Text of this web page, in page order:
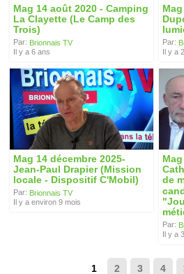
Mag 14 août 2020 - Camping
La Clayette (Le Camp des
Trois)
Par: Brionnais TV
Il y a 6 ans
Par:
Il y a
Mag 14 décembre 2025-
Jean-Paul Drapier (Mission
locale - Dispositif C'Mobil)
Par: Brionnais TV
Il y a environ 9 mois
de
Par:
Il y a
1 2 3 4